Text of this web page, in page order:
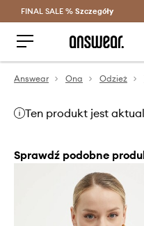
FINAL SALE % Szczegóły
Answear Ona Odzież
Ten produkt jest
Sprawdź podobne